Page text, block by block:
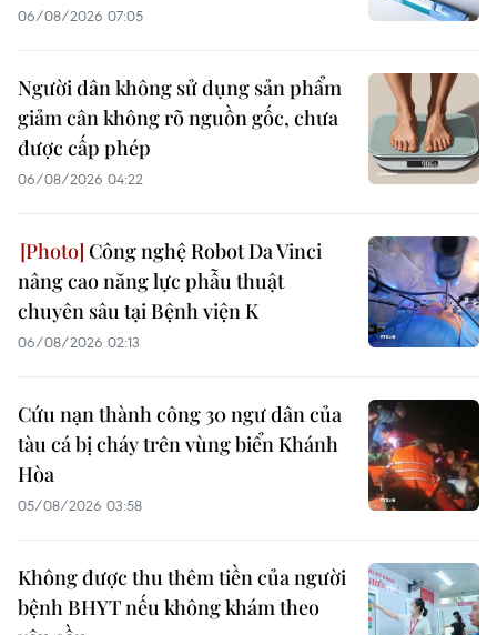
06/08/2026 07:05
Người dân không sử dụng sản phẩm
giảm cân không rõ nguồn gốc, chưa
được cấp phép
06/08/2026 04:22
Công nghệ Robot Da Vinci
nâng cao năng lực phẫu thuật
chuyên sâu tại Bệnh viện K
06/08/2026 02:13
Cứu nạn thành công 30 ngư dân của
tàu cá bị cháy trên vùng biển Khánh
Hòa
05/08/2026 03:58
Không được thu thêm tiền của người
bệnh BHYT nếu không khám theo